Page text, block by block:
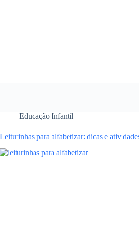
Educação Infantil
Leiturinhas para alfabetizar: dicas e